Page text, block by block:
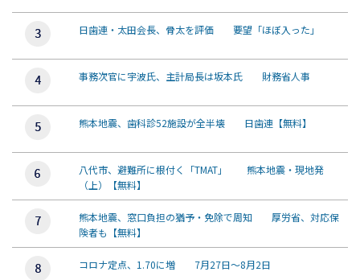
日歯連・太田会長、骨太を評価 要望「ほぼ入った」
事務次官に宇波氏、主計局長は坂本氏 財務省人事
熊本地震、歯科診52施設が全半壊 日歯連【無料】
八代市、避難所に根付く「TMAT」 熊本地震・現地発
（上）【無料】
熊本地震、窓口負担の猶予・免除で周知 厚労省、対応保
険者も【無料】
コロナ定点、1.70に増 7月27日～8月2日